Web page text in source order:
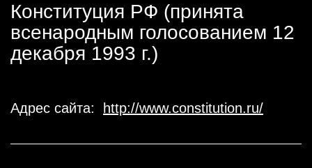
Конституция РФ (принята
всенародным голосованием 12
декабря 1993 г.)
Адрес сайта: http://www.constitution.ru/